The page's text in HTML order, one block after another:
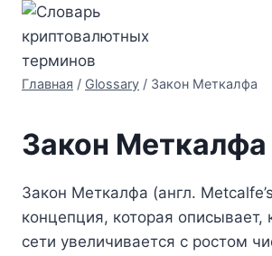
Перейти
содержимому
Главная / Glossary / Закон Меткалфа
Закон Меткалфа
Закон Меткалфа (англ.
концепция, которая описывает,
сети увеличивается с ростом